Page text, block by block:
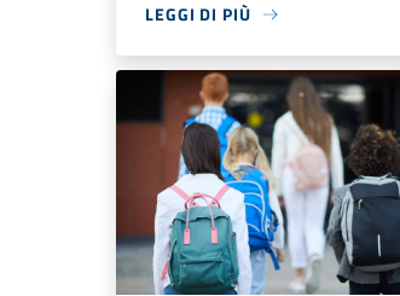
LEGGI DI PIÙ